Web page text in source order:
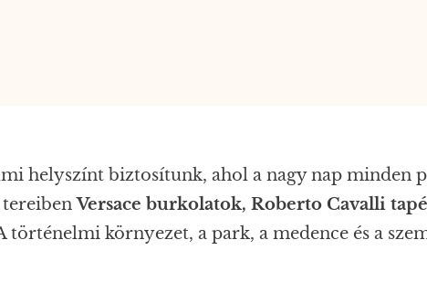
helyszínt biztosítunk, ahol a nagy nap minden
tereibenVersace burkolatok, Roberto Cavalli
környezet, a park, a medence és a